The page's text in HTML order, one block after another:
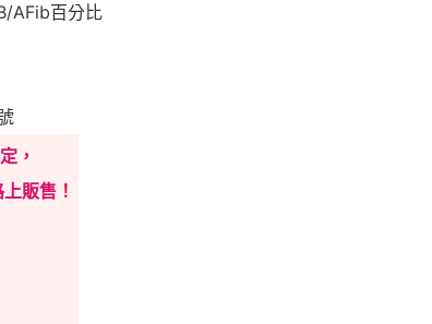
AFib百分比
，
販售！